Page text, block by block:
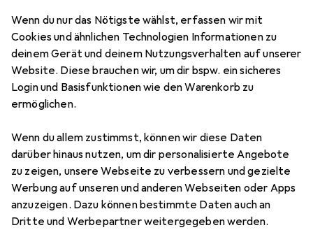
Wenn du nur das Nötigste wählst, erfassen wir mit
Cookies und ähnlichen Technologien Informationen zu
deinem Gerät und deinem Nutzungsverhalten auf unserer
Website. Diese brauchen wir, um dir bspw. ein sicheres
Login und Basisfunktionen wie den Warenkorb zu
ermöglichen.
Wenn du allem zustimmst, können wir diese Daten
darüber hinaus nutzen, um dir personalisierte Angebote
zu zeigen, unsere Webseite zu verbessern und gezielte
Werbung auf unseren und anderen Webseiten oder Apps
anzuzeigen. Dazu können bestimmte Daten auch an
Dritte und Werbepartner weitergegeben werden.
4 Bilder
MENGENRABATT
PferdTrennscheibe EHT 19 SG STEEL
Preis in EUR inkl. MwSt.
EUR
8,42
1
Bewertungen